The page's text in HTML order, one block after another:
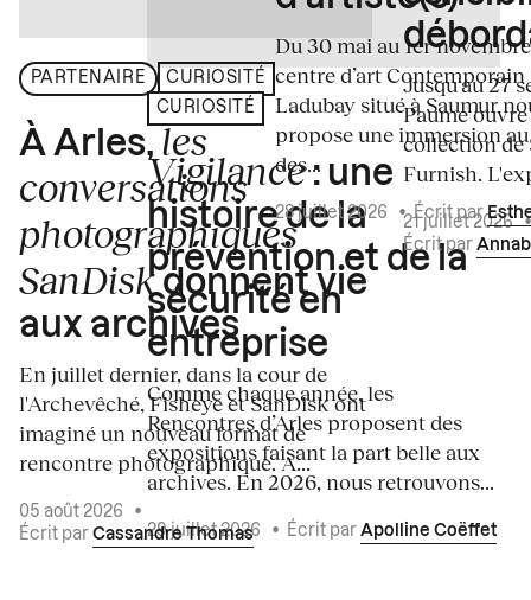
PARTENAIRE CURIOSITÉ
À Arles, les
conversations
photographiques
SanDiskdonnent vie
aux archives
En juillet dernier, dans la cour de
l'Archevêché, Fisheye et SanDisk ont
imaginé un nouveau format de
rencontre photographique. À...
05 août 2026
•
Écrit par Cassandre Thomas
CURIOSITÉ
Vigilance: une
histoire de la
prévention et de la
sécurité en
entreprise
Comme chaque année, les
Rencontres d’Arles proposent des
expositions faisant la part belle aux
archives. En 2026, nous retrouvons...
29 juillet 2026 • Écrit par Apolline Coëffet
Du 30 mai au 1er
centre d’art Contemporain
Ladubay situé à Saumur
propose une immersion
des...
28 juillet 2026 •Écrit par
Jusqu'au 27
Paume
collection de
Furnish.
21 juillet 2026
Écrit par